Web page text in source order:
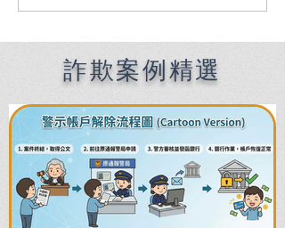
Foreigners in Taiwan:
Speaking Lawyer in
Kaohsiung Helps You
Overcome Language
Barriers and Legal
Crises
詐欺案例精選